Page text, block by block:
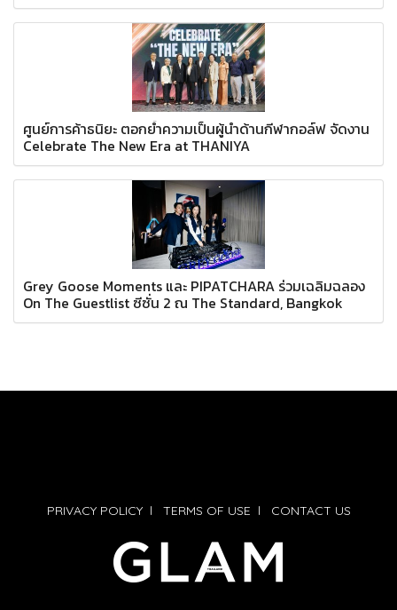
ศูนย์การค้าธนิยะ ตอกย้ำความเป็นผู้นำด้านกีฬากอล์ฟ จัดงาน
Celebrate The New Era at THANIYA
Grey Goose Moments และ PIPATCHARA ร่วมเฉลิมฉลอง
On The Guestlist ซีซั่น 2 ณ The Standard, Bangkok
PRIVACY POLICYl TERMS OF USE l CONTACT US